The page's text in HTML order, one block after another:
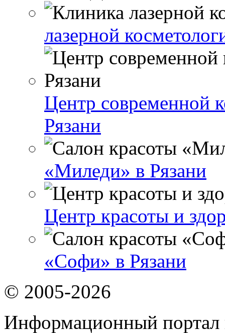
лазерной
Центр современной
Рязани
«Миледи» в Рязани
Центр красоты и
«Софи» в Рязани
© 2005-2026
Информационный портал